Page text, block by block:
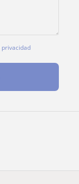
privacidad